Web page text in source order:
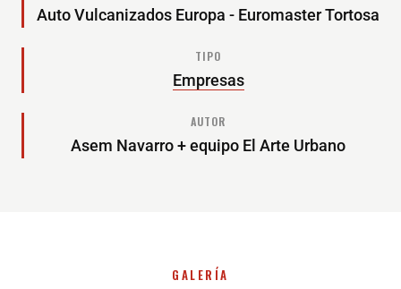
Auto Vulcanizados Europa - Euromaster Tortosa
TIPO
Empresas
AUTOR
Asem Navarro + equipo El Arte Urbano
GALERÍA